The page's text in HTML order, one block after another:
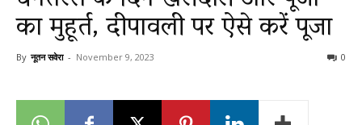
नूतनका मुहूर्त, दीपावली पर ऐसे करें पूजा
By नूतन सवेरा - November 9, 2023 0